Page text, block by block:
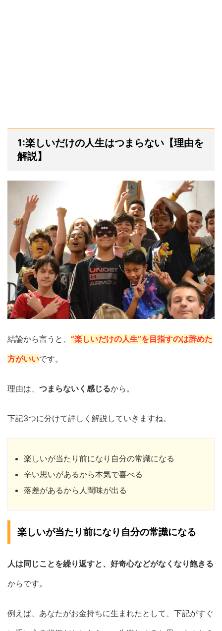
1:楽しいだけの人生はつまらない【理由を
解説】
結論から言うと、 “楽しいだけの人生“を目指すのは辞めた
方がいいです。
理由は、 つまらないく感じるから。
下記3つに分けて詳しく解説していきますね。
楽しいが当たり前になり自分の常識になる
辛い思いがあるから本気で喜べる
落差があるから人間味が出る
楽しいが当たり前になり自分の常識になる
人は同じことを繰り返すと、好奇心などがなくなり飽きる
からです。
例えば、あなたがお金持ちに生まれたとして、下記がすぐ